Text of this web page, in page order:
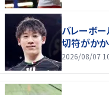
バレーボ
切符がかか
2026/08/07